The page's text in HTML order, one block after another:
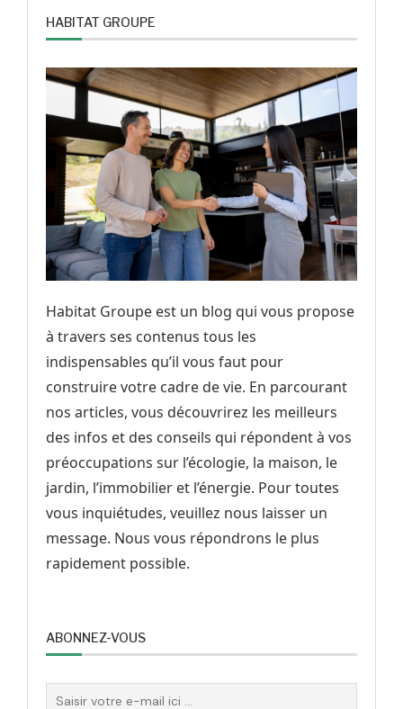
HABITAT GROUPE
Habitat Groupe est un blog qui vous propose
à travers ses contenus tous les
indispensables qu’il vous faut pour
construire votre cadre de vie. En parcourant
nos articles, vous découvrirez les meilleurs
des infos et des conseils qui répondent à vos
préoccupations sur l’écologie, la maison, le
jardin, l’immobilier et l’énergie. Pour toutes
vous inquiétudes, veuillez nous laisser un
message. Nous vous répondrons le plus
rapidement possible.
ABONNEZ-VOUS